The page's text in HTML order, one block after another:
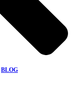
BLOG